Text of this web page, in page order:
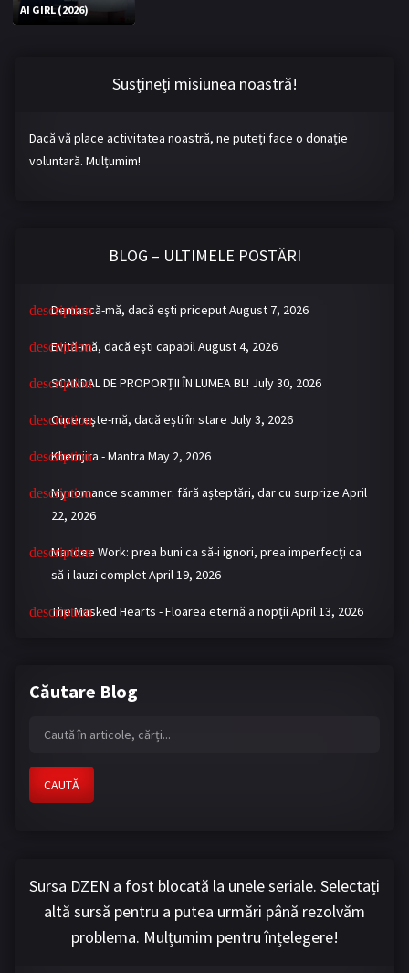
Bromance / BL China
LGBTQ+ NON-ASIA
BLOG
RECOMANDĂRI PROIECTE
ALĂTURĂ-TE
Înregistrează-te Autentificare
Contul meu Ieși
AI GIRL (2026)
Susțineți misiunea noastră!
Dacă vă place activitatea noastră, ne puteți face o donație
voluntară. Mulțumim!
BLOG – ULTIMELE POSTĂRI
Demască-mă, dacă eşti priceputAugust 7, 2026
Evită-mă, dacă eşti capabilAugust 4, 2026
SCANDAL DE PROPORȚII ÎN LUMEA BL! July 30, 2026
Cucereşte-mă, dacă eşti în stare July 3, 2026
Khemjira - Mantra May 2, 2026
My romance scammer: fără așteptări, dar cu surprize April
22, 2026
Mandee Work: prea buni ca să-i ignori, prea imperfecți ca
să-i lauzi completApril 19, 2026
The Masked Hearts - Floarea eternă a nopții April 13, 2026
Căutare Blog
CAUTĂ
Sursa DZEN a fost blocată la unele seriale. Selectați
altă sursă pentru a putea urmări până rezolvăm
problema. Mulțumim pentru înțelegere!